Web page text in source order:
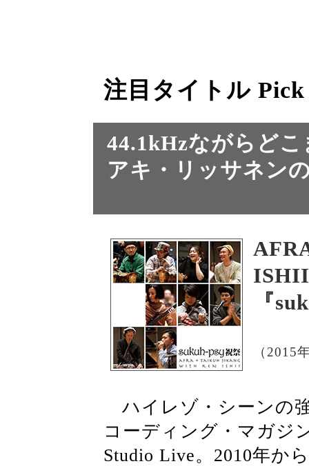
注目タイトル
44.1kHzながらど
アキ・リッサネン
ISHII
『
（2015
ハイレゾ・シーンの
コーディング・マガジ
Studio Live。2010年か